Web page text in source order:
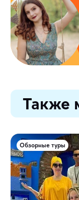
Также
Обзорные туры